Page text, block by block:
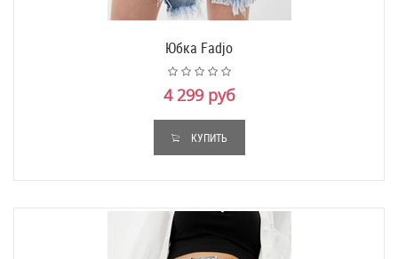
Юбка Fadjo
4 299 руб
КУПИТЬ